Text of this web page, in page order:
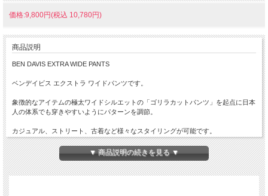
価格:9,800円(税込 10,780円)
商品説明
BEN DAVIS EXTRA WIDE PANTS
ベンデイビス エクストラ ワイドパンツです。
象徴的なアイテムの極太ワイドシルエットの「ゴリラカットパンツ」を起点に日本
人の体系でも穿きやすいようにパターンを調節。
カジュアル、ストリート、古着など様々なスタイリングが可能です。
厚手で耐久性に優れながら馴染みやすく経年変化もポリコットンのT/C系とは違っ
た風合いが楽しめるコットン100％のヘヴィなカツラギを使用。
▼ 商品説明の続きを見る ▼